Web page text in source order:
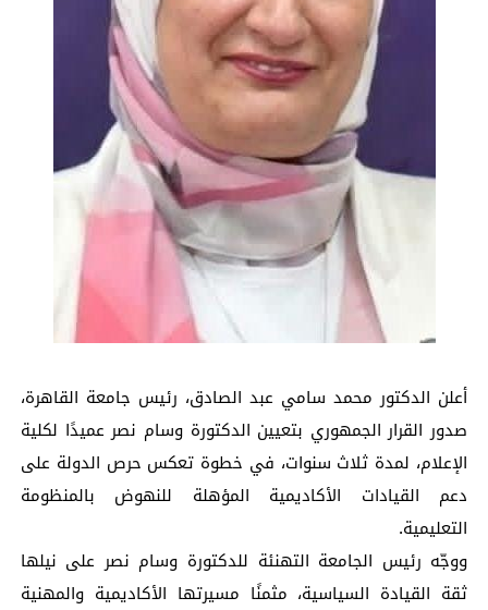
أعلن الدكتور محمد سامي عبد الصادق، رئيس جامعة القاهرة،
صدور القرار الجمهوري بتعيين الدكتورة وسام نصر عميدًا لكلية
الإعلام، لمدة ثلاث سنوات، في خطوة تعكس حرص الدولة على
دعم القيادات الأكاديمية المؤهلة للنهوض بالمنظومة
التعليمية.
ووجّه رئيس الجامعة التهنئة للدكتورة وسام نصر على نيلها
ثقة القيادة السياسية، مثمنًا مسيرتها الأكاديمية والمهنية